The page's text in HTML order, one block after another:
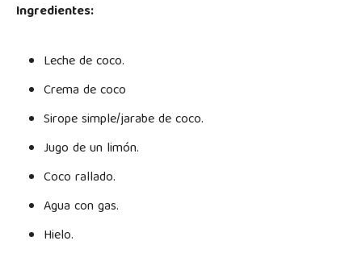
Ingredientes:
Leche de coco.
Crema de coco
Sirope simple/jarabe de coco.
Jugo de un limón.
Coco rallado.
Agua con gas.
Hielo.